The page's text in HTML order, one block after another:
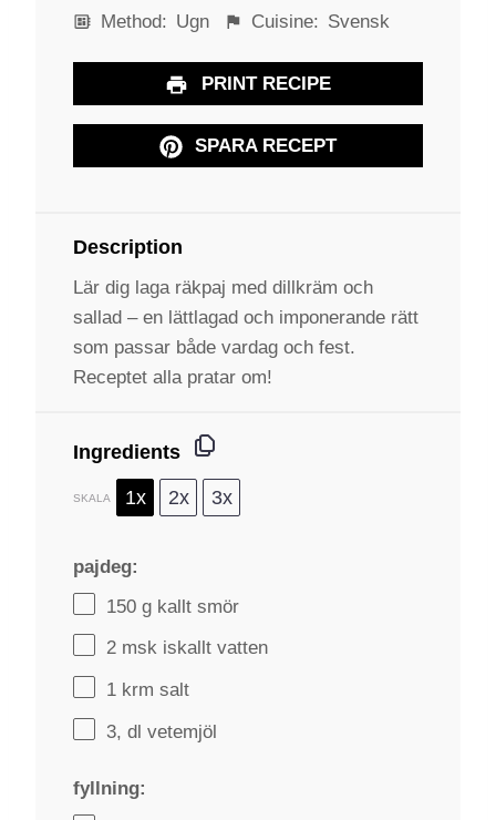
Method: Ugn Cuisine: Svensk
PRINT RECIPE
SPARA RECEPT
Description
Lär dig laga räkpaj med dillkräm och
sallad – en lättlagad och imponerande rätt
som passar både vardag och fest.
Receptet alla pratar om!
Ingredients
SKALA 1x 2x 3x
pajdeg:
150 g kallt smör
2 msk iskallt vatten
1 krm salt
3, dl vetemjöl
fyllning: